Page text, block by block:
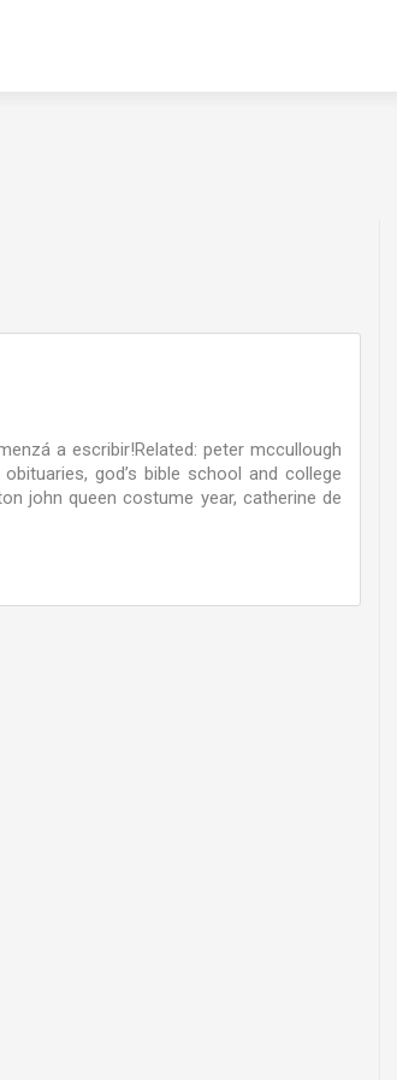
a escribir!Related: peter mccullough
god’s bible school and college
john queen costume year, catherine de